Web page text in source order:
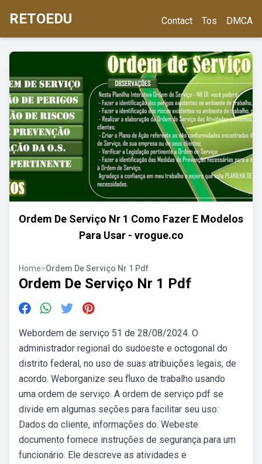
RETOEDU Contact Tos DMCA
Ordem De Serviço Nr 1 Como Fazer E Modelos
Para Usar - vrogue.co
Home>Ordem De Serviço Nr 1 Pdf
Ordem De Serviço Nr 1 Pdf
Webordem de serviço 51 de 28/08/2024. O
administrador regional do sudoeste e octogonal do
distrito federal, no uso de suas atribuições legais, de
acordo. Weborganize seu fluxo de trabalho usando
uma ordem de serviço. A ordem de serviço pdf se
divide em algumas seções para facilitar seu uso:
Dados do cliente, informações do. Webeste
documento fornece instruções de segurança para um
funcionário. Ele descreve as atividades e